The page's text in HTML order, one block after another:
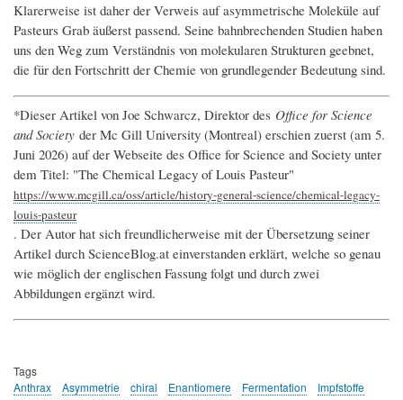
Klarerweise ist daher der Verweis auf asymmetrische Moleküle auf
Pasteurs Grab äußerst passend. Seine bahnbrechenden Studien haben
uns den Weg zum Verständnis von molekularen Strukturen geebnet,
die für den Fortschritt der Chemie von grundlegender Bedeutung sind.
*Dieser Artikel von Joe Schwarcz, Direktor des Office for Science
and Society der Mc Gill University (Montreal) erschien zuerst (am 5.
Juni 2026) auf der Webseite des Office for Science and Society unter
dem Titel: "The Chemical Legacy of Louis Pasteur"
https://www.mcgill.ca/oss/article/history-general-science/chemical-legacy-
louis-pasteur
. Der Autor hat sich freundlicherweise mit der Übersetzung seiner
Artikel durch ScienceBlog.at einverstanden erklärt, welche so genau
wie möglich der englischen Fassung folgt und durch zwei
Abbildungen ergänzt wird.
Tags
Anthrax
Asymmetrie chiral Enantiomere Fermentation
Impfstoffe